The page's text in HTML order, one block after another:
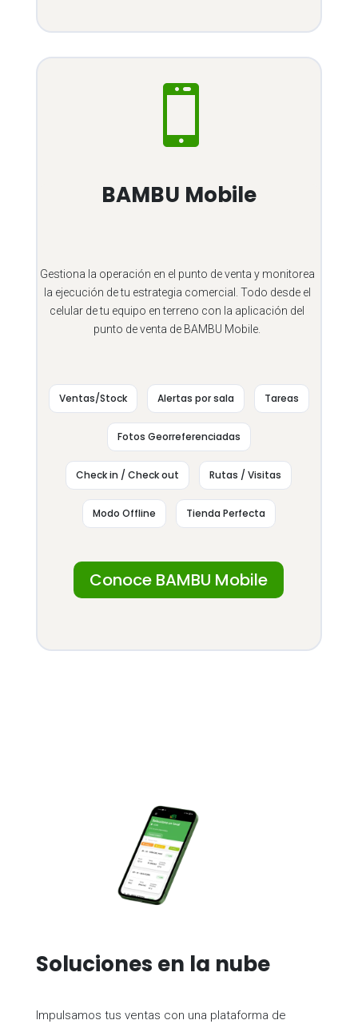

BAMBU Mobile
Gestiona la operación en el punto de venta y monitorea
la ejecución de tu estrategia comercial. Todo desde el
celular de tu equipo en terreno con la aplicación del
punto de venta de BAMBU Mobile.
Ventas/Stock Alertas por sala Tareas
Fotos Georreferenciadas
Check in / Check out Rutas / Visitas
Modo Offline Tienda Perfecta
Conoce BAMBU Mobile
Soluciones en la nube
Impulsamos tus ventas con una plataforma de